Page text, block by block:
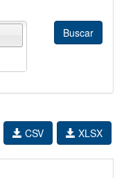
XLSX
CSV